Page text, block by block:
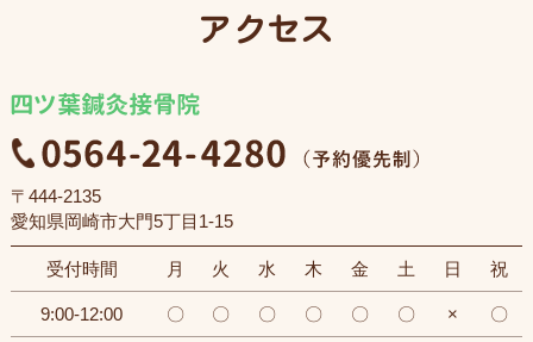
アクセス
〒444-2135
愛知県岡崎市大門5丁目1-15
受付時間 月 火 水 木 金 土 日 祝
9:00-12:00 〇 〇 〇 〇 〇 〇 × 〇